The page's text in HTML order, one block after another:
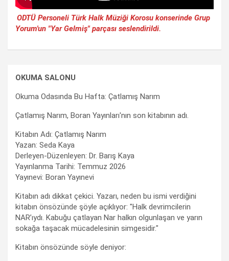
ODTÜ Personeli Türk Halk Müziği Korosu konserinde Grup
Yorum'un "Yar Gelmiş" parçası seslendirildi.
OKUMA SALONU
Okuma Odasında Bu Hafta: Çatlamış Narım
Çatlamış Narım, Boran Yayınları'nın son kitabının adı.
Kitabın Adı: Çatlamış Narım
Yazan: Seda Kaya
Derleyen-Düzenleyen: Dr. Barış Kaya
Yayınlanma Tarihi: Temmuz 2026
Yayınevi: Boran Yayınevi
Kitabın adı dikkat çekici. Yazarı, neden bu ismi verdiğini
kitabın önsözünde şöyle açıklıyor: "Halk devrimcilerin
NAR’ıydı. Kabuğu çatlayan Nar halkın olgunlaşan ve yarın
sokağa taşacak mücadelesinin simgesidir."
Kitabın önsözünde söyle deniyor: